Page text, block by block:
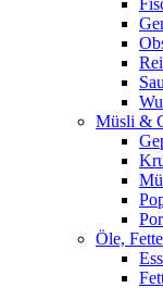
Müsli &
Öle,